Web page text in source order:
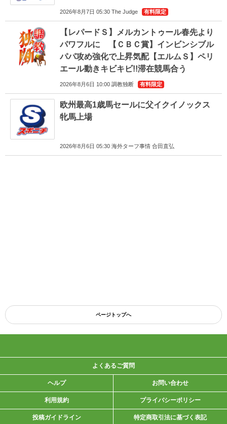
2026年8月7日 05:30 The Judge 有料限定
【レパードＳ】メルカントゥール春先より
パワフルに 【ＣＢＣ賞】インビンシブル
パパ攻め強化で上昇気配【エルムＳ】ペリ
エール動きキビキビ!!滞在競馬合う
2026年8月6日 10:00 調教独断 有料限定
欧州最高1歳馬セールに父イクイノックス
牝馬上場
2026年8月6日 05:30 海外ターフ事情 合田直弘
ページトップへ
よくあるご質問
ヘルプ お問い合わせ
利用規約 プライバシーポリシー
投稿ガイドライン 特定商取引法に基づく表記